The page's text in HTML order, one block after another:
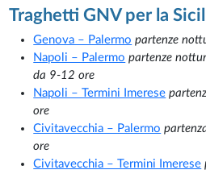
Traghetti GNV per la
Genova – Palermo partenze
Napoli – Palermo partenze
da 9-12 ore
Napoli – Termini Imerese
ore
Civitavecchia – Palermo
ore
Civitavecchia – Termini Imerese